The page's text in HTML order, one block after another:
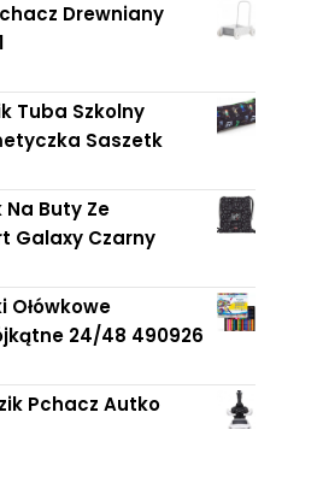
Drewniany
Tuba Szkolny
Saszetk
Buty Ze
Galaxy Czarny
Ołówkowe
24/48 490926
Pchacz Autko